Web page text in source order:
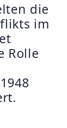
die
im
Rolle